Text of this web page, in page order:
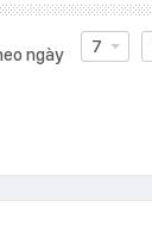
ngày 7